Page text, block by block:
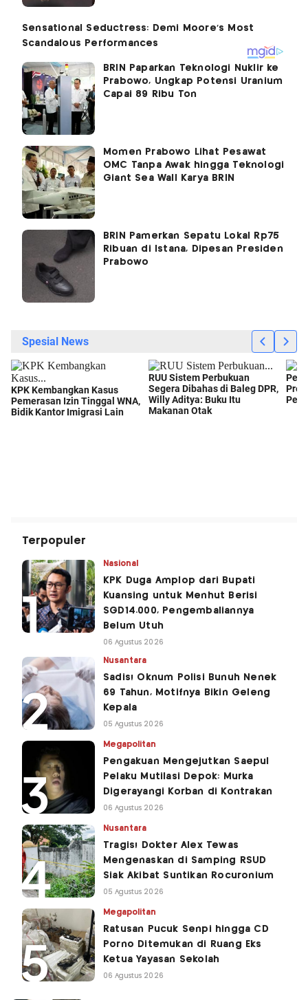
BRIN Paparkan Teknologi Nuklir ke
Prabowo, Ungkap Potensi Uranium
Capai 89 Ribu Ton
Momen Prabowo Lihat Pesawat
OMC Tanpa Awak hingga Teknologi
Giant Sea Wall Karya BRIN
BRIN Pamerkan Sepatu Lokal Rp75
Ribuan di Istana, Dipesan Presiden
Prabowo
Terpopuler
Nasional
KPK Duga Amplop dari Bupati
Kuansing untuk Menhut Berisi
SGD14.000, Pengembaliannya
Belum Utuh
06 Agustus 2026
Nusantara
Sadis! Oknum Polisi Bunuh Nenek
69 Tahun, Motifnya Bikin Geleng
Kepala
05 Agustus 2026
Megapolitan
Pengakuan Mengejutkan Saepul
Pelaku Mutilasi Depok: Murka
Digerayangi Korban di Kontrakan
06 Agustus 2026
Nusantara
Tragis! Dokter Alex Tewas
Mengenaskan di Samping RSUD
Siak Akibat Suntikan Rocuronium
05 Agustus 2026
Megapolitan
Ratusan Pucuk Senpi hingga CD
Porno Ditemukan di Ruang Eks
Ketua Yayasan Sekolah
06 Agustus 2026